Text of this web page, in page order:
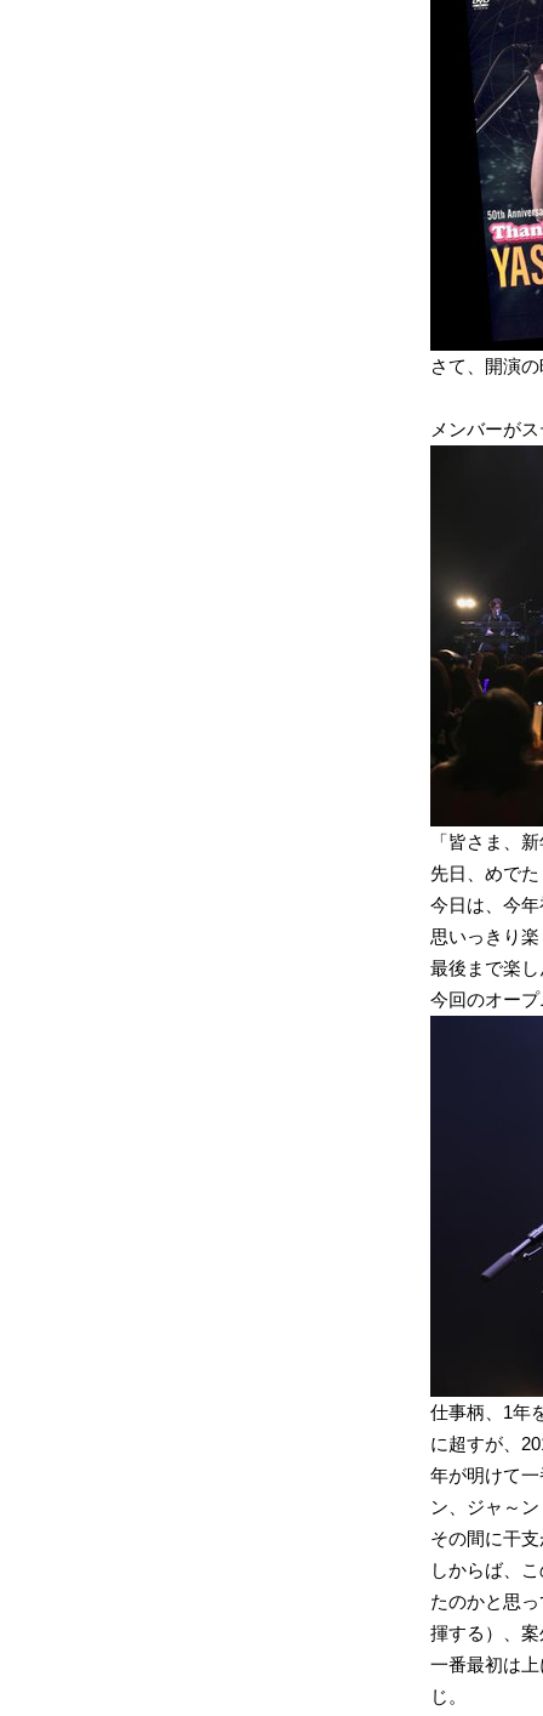
さて、開演
メンバーが
「皆さま、
先日、めで
今日は、今
思いっきり
最後まで楽
今回のオー
仕事柄、1年
に超すが、
年が明けて
ン、ジャ～
その間に干
しからば、
たのかと思
揮する）、
一番最初は
じ。